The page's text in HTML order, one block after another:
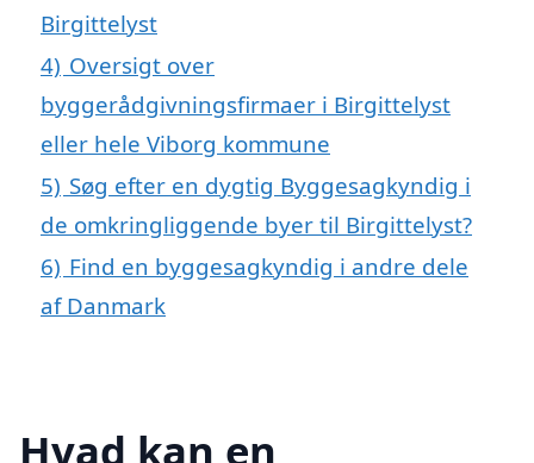
Birgittelyst
4) Oversigt over
byggerådgivningsfirmaer i Birgittelyst
eller hele Viborg kommune
5) Søg efter en dygtig Byggesagkyndig i
de omkringliggende byer til Birgittelyst?
6) Find en byggesagkyndig i andre dele
af Danmark
Hvad kan en